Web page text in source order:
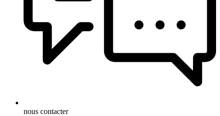
nous contacter